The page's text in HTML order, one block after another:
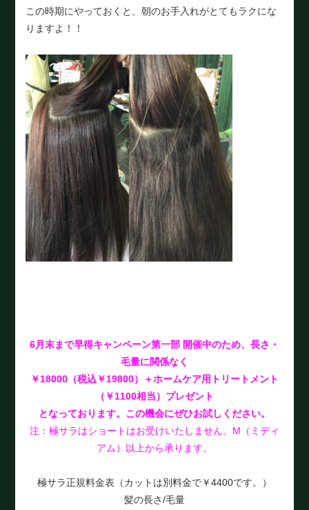
この時期にやっておくと、朝のお手入れがとてもラクにな
りますよ！！
6月末まで早得キャンペーン第一部 開催中のため、長さ・
毛量に関係なく
￥18000（税込￥19800）＋ホームケア用トリートメント
（￥1100相当）プレゼント
となっております。この機会にぜひお試しください。
注：極サラはショートはお受けいたしません。M（ミディ
アム）以上から承ります。
極サラ正規料金表（カットは別料金で￥4400です。）
髪の長さ/毛量